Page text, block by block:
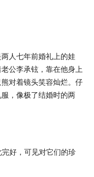
人七年前婚礼上的娃
公李承铉，靠在他身上
对着镜头笑容灿烂。仔
，像极了结婚时的两
好，可见对它们的珍